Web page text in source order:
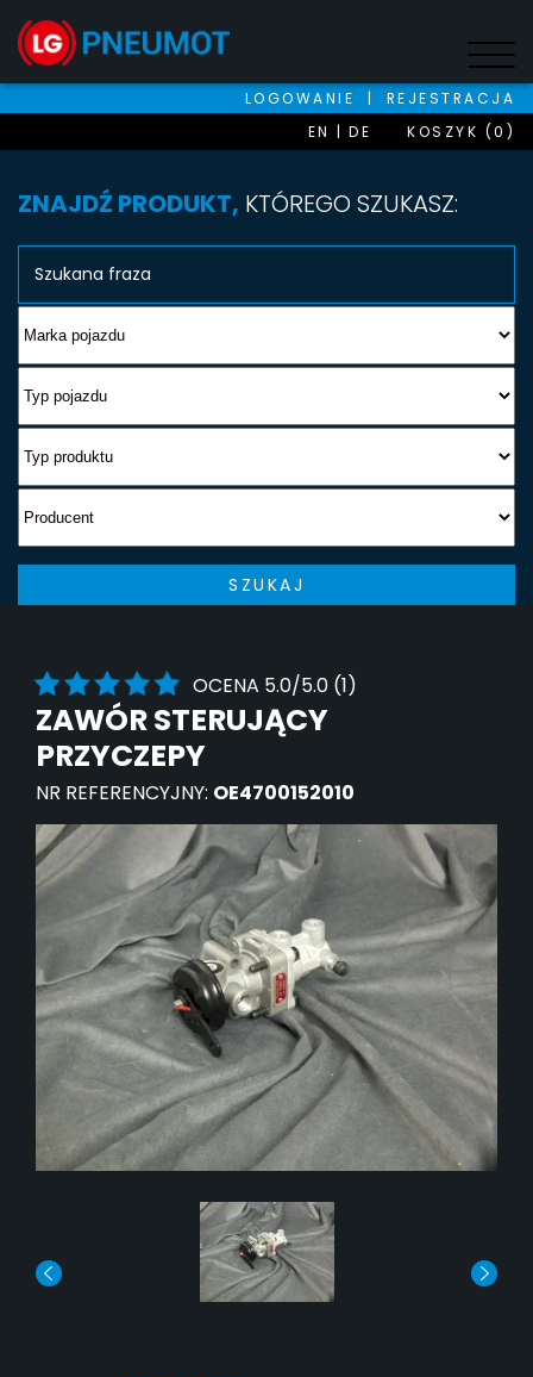
LOGOWANIE |
REJESTRACJA
EN
DE KOSZYK (0)
ZNAJDŹ PRODUKT, KTÓREGO SZUKASZ:
SZUKAJ
OCENA 5.0/5.0 (1)
ZAWÓR STERUJĄCY
PRZYCZEPY
NR REFERENCYJNY: OE4700152010